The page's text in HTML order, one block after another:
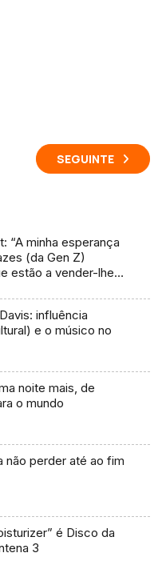
SEGUINTE
“A minha esperança
(da Gen Z)
estão a vender-lhes
influência
e o músico no
noite mais, de
o mundo
não perder até ao fim
é Disco da
3